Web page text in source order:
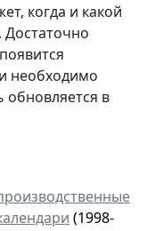
когда и какой
необходимо
обновляется в
(1998-